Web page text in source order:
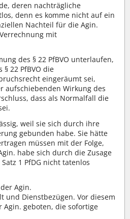
deren nachträgliche
denn es komme nicht auf ein
Nachteil für die Agin.
mit
des § 22 PfBVO unterlaufen,
22 PfBVO die
eingeräumt sei,
aufschiebenden Wirkung des
dass als Normalfall die
weil sie sich durch ihre
gebunden habe. Sie hätte
müssen mit der Folge,
habe sich durch die Zusage
1 PfDG nicht tatenlos
Agin.
und Dienstbezügen. Vor diesem
Agin. geboten, die sofortige